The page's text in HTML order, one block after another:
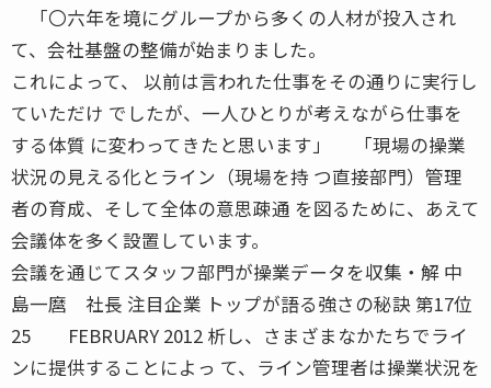
「〇六年を境にグループから多くの人材が投入され
て、会社基盤の整備が始まりました。
これによって、 以前は言われた仕事をその通りに実行し
ていただけ でしたが、一人ひとりが考えながら仕事を
する体質 に変わってきたと思います」 「現場の操業
状況の見える化とライン（現場を持 つ直接部門）管理
者の育成、そして全体の意思疎通 を図るために、あえて
会議体を多く設置しています。
会議を通じてスタッフ部門が操業データを収集・解 中
島一麿 社長 注目企業 トップが語る強さの秘訣 第17位
25 FEBRUARY 2012 析し、さまざまなかたちでライ
ンに提供することによっ て、ライン管理者は操業状況を